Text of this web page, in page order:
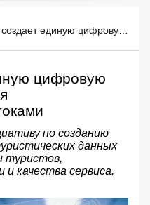
Европа создает единую цифровую сеть для управления туристическими потоками
цифровую
по созданию
данных
туристов,
качества сервиса.